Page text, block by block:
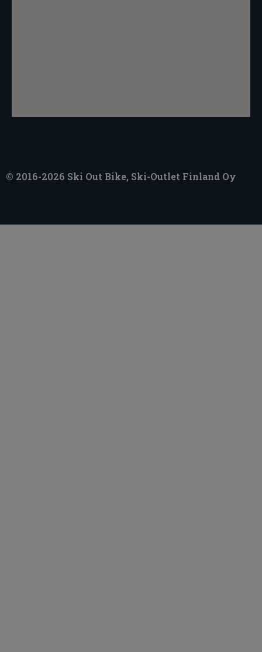
© 2016-2026 Ski Out Bike, Ski-Outlet Finland Oy